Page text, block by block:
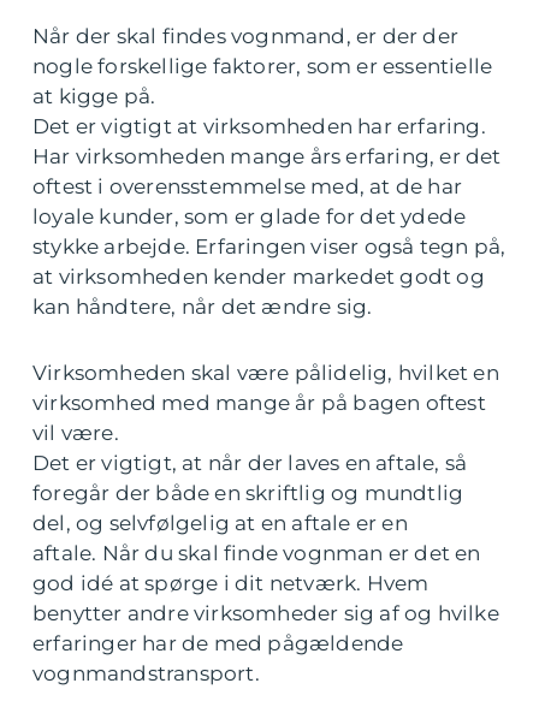
Når der skal findes vognmand, er der der
nogle forskellige faktorer, som er essentielle
at kigge på.
Det er vigtigt at virksomheden har erfaring.
Har virksomheden mange års erfaring, er det
oftest i overensstemmelse med, at de har
loyale kunder, som er glade for det ydede
stykke arbejde. Erfaringen viser også tegn på,
at virksomheden kender markedet godt og
kan håndtere, når det ændre sig.
Virksomheden skal være pålidelig, hvilket en
virksomhed med mange år på bagen oftest
vil være.
Det er vigtigt, at når der laves en aftale, så
foregår der både en skriftlig og mundtlig
del, og selvfølgelig at en aftale er en
aftale. Når du skal finde vognman er det en
god idé at spørge i dit netværk. Hvem
benytter andre virksomheder sig af og hvilke
erfaringer har de med pågældende
vognmandstransport.